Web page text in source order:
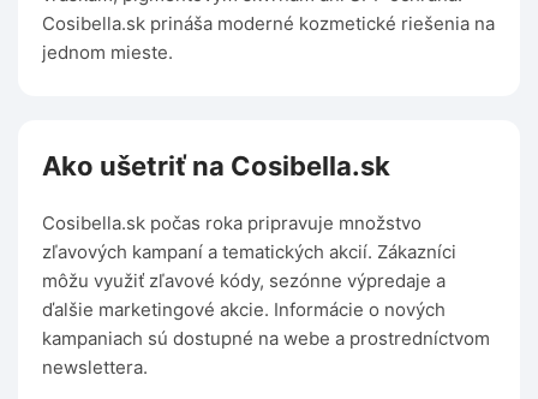
Cosibella.sk prináša moderné kozmetické riešenia na
jednom mieste.
Ako ušetriť na Cosibella.sk
Cosibella.sk počas roka pripravuje množstvo
zľavových kampaní a tematických akcií. Zákazníci
môžu využiť zľavové kódy, sezónne výpredaje a
ďalšie marketingové akcie. Informácie o nových
kampaniach sú dostupné na webe a prostredníctvom
newslettera.